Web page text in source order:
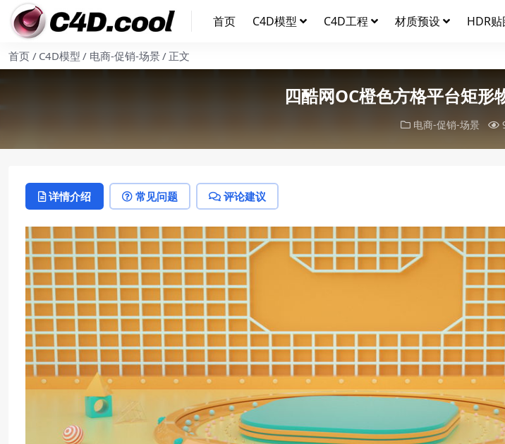
首页 C4D模型 C4D工程 材质预设 HDR贴
首页 C4D模型 电商-促销-场景 正文
四酷网OC橙色方格平台矩形
电商-促销-场景
详情介绍 常见问题 评论建议